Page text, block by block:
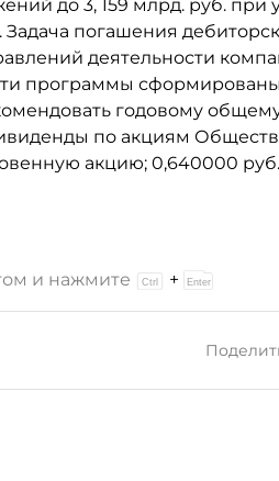
до 3, 159 млрд. руб. при
погашения
деятельности
программы
годовому
по акциям
акцию; 0,640000
и нажмите +